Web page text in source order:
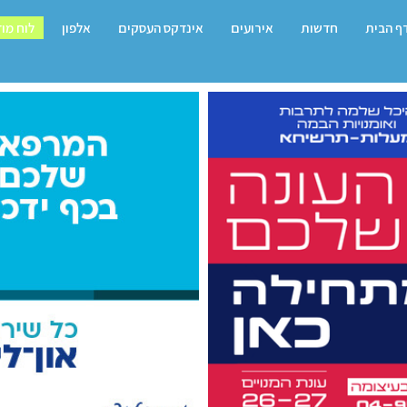
הבית חדשות אירועים אינדקס העסקים אלפון לוח